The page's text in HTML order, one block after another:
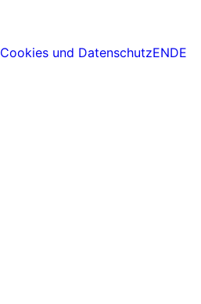
Cookies und DatenschutzENDE